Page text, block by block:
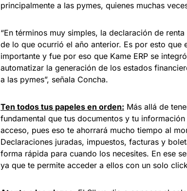
principalmente a las pymes, quienes muchas
“En términos muy simples, la declaración de
de lo que ocurrió el año anterior. Es por esto
importante y fue por eso que Kame ERP se
automatizar la generación de los estados
a las pymes”, señala Concha.
Ten todos tus papeles en orden: Más allá de
fundamental que tus documentos y tu
acceso, pues eso te ahorrará mucho tiempo al
Declaraciones juradas, impuestos, facturas y
forma rápida para cuando los necesites. En ese
ya que te permite acceder a ellos con un solo